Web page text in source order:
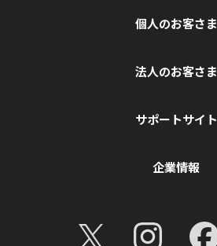
個人のお客さま
法人のお客さま
サポートサイト
企業情報